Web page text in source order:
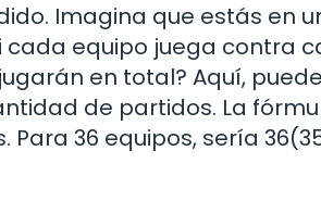
Imagina que estás en
cada equipo juega contra
en total? Aquí,
de partidos. La
36 equipos, sería